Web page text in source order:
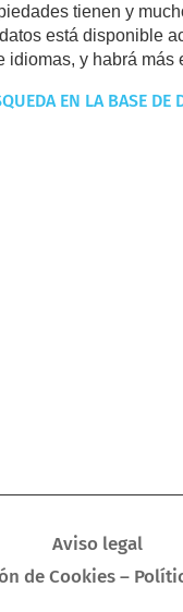
tienen y
está disponible
idiomas, y habrá más
EN LA BASE DE
Aviso legal
de Cookies –